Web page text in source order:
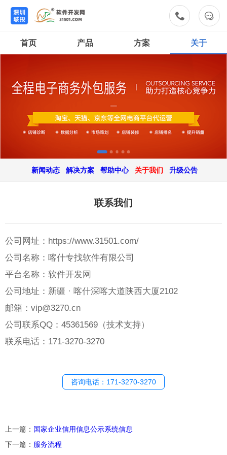
 
首页 产品 方案 关于
新闻动态 解决方案 帮助中心 关于我们 升级公告
联系我们
公司网址：https://www.31501.com/
公司名称：喀什专找软件有限公司
平台名称：软件开发网
公司地址：新疆 · 喀什深喀大道陕西大厦2102
邮箱：vip@3270.cn
公司联系QQ：45361569（技术支持）
联系电话：171-3270-3270
咨询电话：171-3270-3270
上一篇： 国家企业信用信息公示系统信息
下一篇： 服务流程